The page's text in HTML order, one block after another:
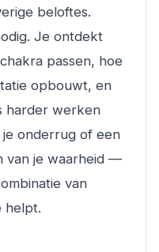
beloftes.
Je ontdekt
passen, hoe
opbouwt, en
harder werken
je onderrug of een
van je waarheid —
van
helpt.